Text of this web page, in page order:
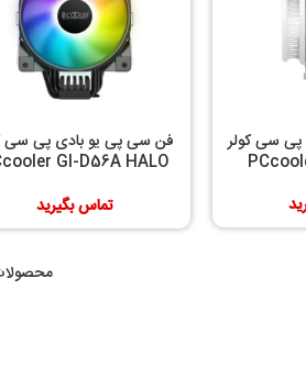
سی کولر فن سی پی یو بادی پی سی
GI-D56A HALO
تماس بگیرید